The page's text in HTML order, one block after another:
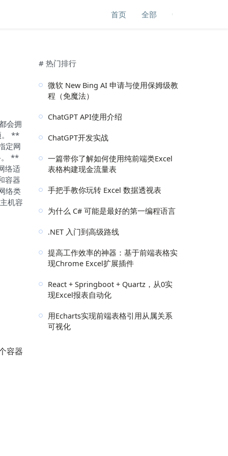
首页 全部
会拥
。 **
定网
。 **
络适
容器
络类
机容
容器
# 热门排行
微软 New Bing AI 申请与使用保姆级教
程（免魔法）
ChatGPT API使用介绍
ChatGPT开发实战
一篇带你了解如何使用纯前端类Excel
表格构建现金流量表
手把手教你玩转 Excel 数据透视表
为什么 C# 可能是最好的第一编程语言
.NET 入门到高级路线
提高工作效率的神器：基于前端表格实
现Chrome Excel扩展插件
React + Springboot + Quartz，从0实
现Excel报表自动化
用Echarts实现前端表格引用从属关系
可视化